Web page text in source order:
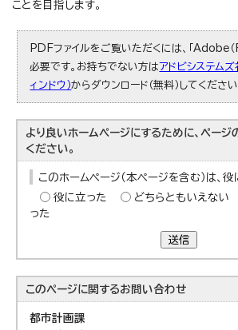
ことを目指します。
PDFファイルをご覧いただくには、「Adobe（
必要です。お持ちでない方はアドビシステムズ
ィンドウ）からダウンロード（無料）してください
より良いホームページにするために、ペー
ください。
このホームページ（本ページを含む）は、
役に立った
どちらともいえない
った
送信
このページに関するお問い合わせ
都市計画課